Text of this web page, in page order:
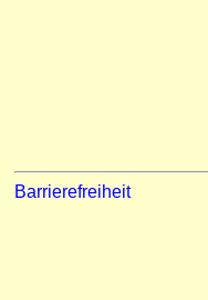
Barrierefreiheit